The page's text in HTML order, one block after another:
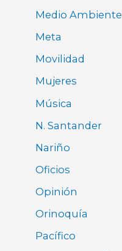
Medio Ambiente
Meta
Movilidad
Mujeres
Música
N. Santander
Nariño
Oficios
Opinión
Orinoquía
Pacífico